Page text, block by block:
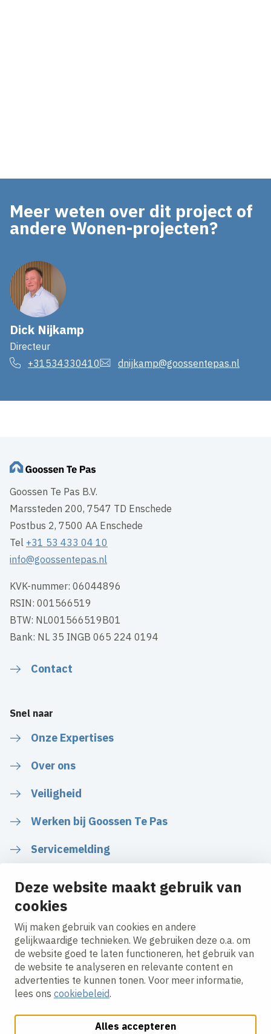
Deze website maakt gebruik van
cookies
Wij maken gebruik van cookies en andere
gelijkwaardige technieken. We gebruiken deze o.a. om
de website goed te laten functioneren, het gebruik van
de website te analyseren en relevante content en
advertenties te kunnen tonen. Voor meer informatie,
lees ons cookiebeleid.
Alles accepteren
Meer weten over dit project of
andere Wonen-projecten?
Dick Nijkamp
Directeur
+31534330410
dnijkamp@goossentepas.nl
Goossen Te Pas B.V.
Marssteden 200, 7547 TD Enschede
Postbus 2, 7500 AA Enschede
Tel +31 53 433 04 10
info@goossentepas.nl
KVK-nummer: 06044896
RSIN: 001566519
BTW: NL001566519B01
Bank: NL 35 INGB 065 224 0194
Contact
Snel naar
Onze Expertises
Over ons
Veiligheid
Werken bij Goossen Te Pas
Servicemelding
LinkedInInstagramFacebook
Cookies aanpassenCookie beleidPrivacy policy